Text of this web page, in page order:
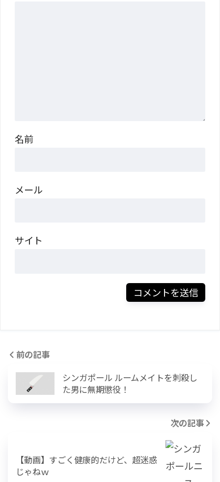
名前
メール
サイト
前の記事
シンガポール ルームメイトを刺殺し
た男に無期懲役！
次の記事
【動画】すごく健康的だけど、超迷惑
じゃねｗ